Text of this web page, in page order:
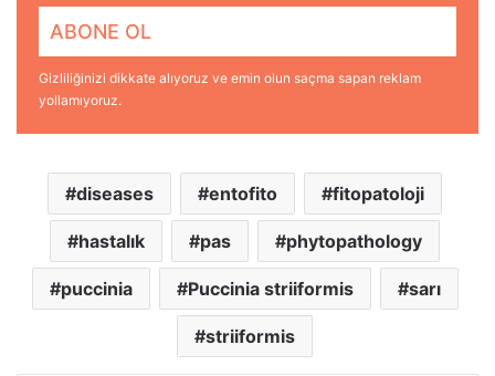
Gizliliğinizi dikkate alıyoruz ve emin olun saçma sapan reklam
yollamıyoruz.
diseases entofito fitopatoloji
hastalık pas phytopathology
puccinia Puccinia striiformis sarı
striiformis